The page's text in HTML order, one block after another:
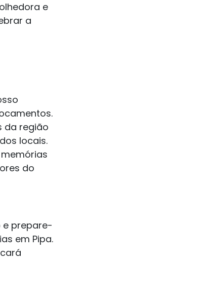
e
a
da região
locais.
do
e prepare-
em Pipa.